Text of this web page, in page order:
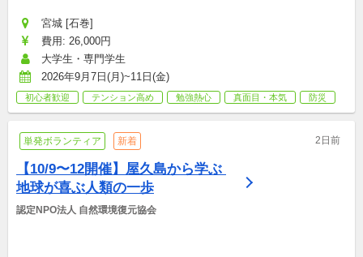
宮城 [石巻]
費用: 26,000円
大学生・専門学生
2026年9月7日(月)~11日(金)
初心者歓迎 テンション高め 勉強熱心 真面目・本気 防災
単発ボランティア 新着 2日前
【10/9〜12開催】屋久島から学ぶ
地球が喜ぶ人類の一歩
認定NPO法人 自然環境復元協会